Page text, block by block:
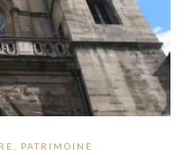
, PATRIMOINE